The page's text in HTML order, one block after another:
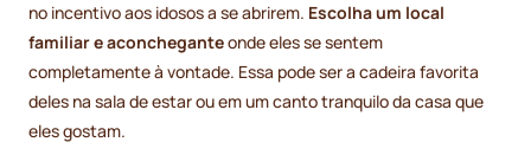
no incentivo aos idosos a se abrirem. Escolha um local
familiar e aconcheganteonde eles se sentem
completamente à vontade. Essa pode ser a cadeira favorita
deles na sala de estar ou em um canto tranquilo da casa que
eles gostam.